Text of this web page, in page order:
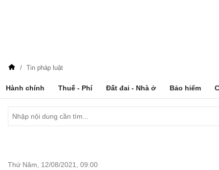
Tin pháp luật
Hành chính Thuế - Phí Đất đai - Nhà ở Bảo hiểm
Thứ Năm, 12/08/2021 09:00